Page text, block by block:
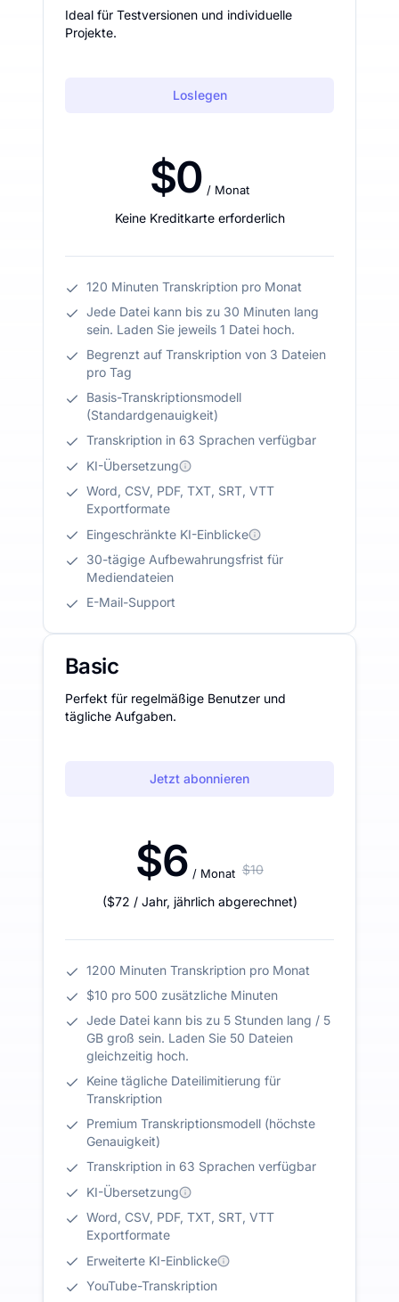
Ideal für Testversionen und individuelle
Projekte.
Loslegen
$0 / Monat
Keine Kreditkarte erforderlich
120 Minuten Transkription pro Monat
Jede Datei kann bis zu 30 Minuten lang
sein. Laden Sie jeweils 1 Datei hoch.
Begrenzt auf Transkription von 3 Dateien
pro Tag
Basis-Transkriptionsmodell
(Standardgenauigkeit)
Transkription in 63 Sprachen verfügbar
KI-Übersetzung
Word, CSV, PDF, TXT, SRT, VTT
Exportformate
Eingeschränkte KI-Einblicke
30-tägige Aufbewahrungsfrist für
Mediendateien
E-Mail-Support
Basic
Perfekt für regelmäßige Benutzer und
tägliche Aufgaben.
Jetzt abonnieren
$6 / Monat $10
($72 / Jahr, jährlich abgerechnet)
1200 Minuten Transkription pro Monat
$10 pro 500 zusätzliche Minuten
Jede Datei kann bis zu 5 Stunden lang / 5
GB groß sein. Laden Sie 50 Dateien
gleichzeitig hoch.
Keine tägliche Dateilimitierung für
Transkription
Premium Transkriptionsmodell (höchste
Genauigkeit)
Transkription in 63 Sprachen verfügbar
KI-Übersetzung
Word, CSV, PDF, TXT, SRT, VTT
Exportformate
Erweiterte KI-Einblicke
YouTube-Transkription